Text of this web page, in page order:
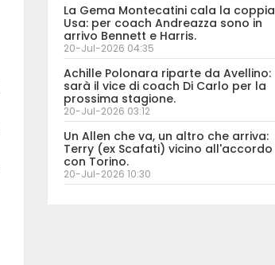
La Gema Montecatini cala la coppia
Usa: per coach Andreazza sono in
arrivo Bennett e Harris.
20-Jul-2026 04:35
Achille Polonara riparte da Avellino:
sarà il vice di coach Di Carlo per la
prossima stagione.
20-Jul-2026 03:12
Un Allen che va, un altro che arriva:
Terry (ex Scafati) vicino all'accordo
con Torino.
20-Jul-2026 10:30